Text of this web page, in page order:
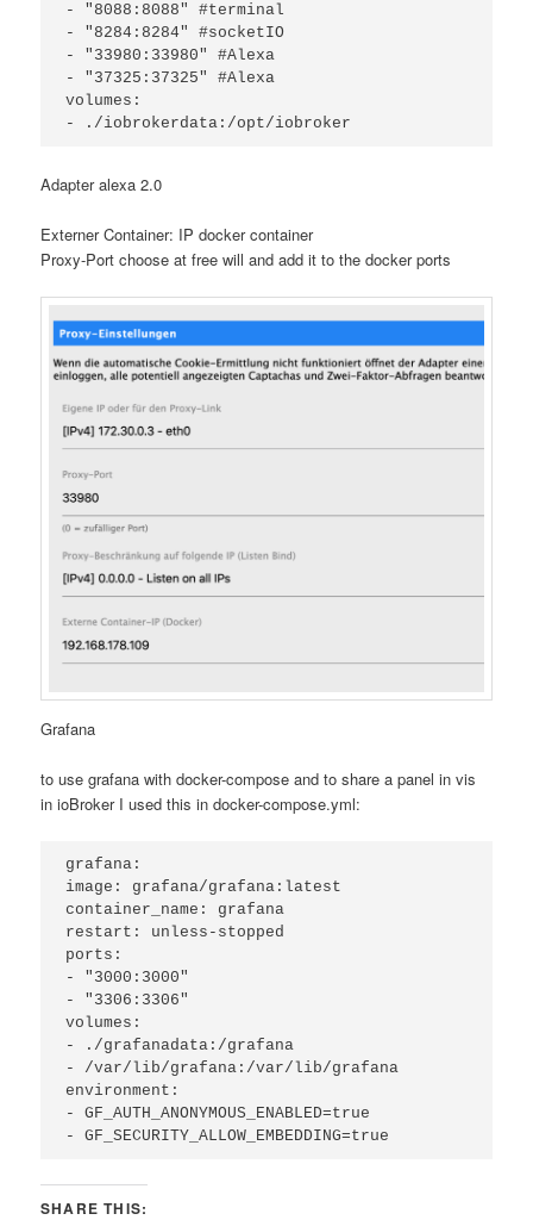
- "8088:8088" #terminal
- "8284:8284" #socketIO
- "33980:33980" #Alexa
- "37325:37325" #Alexa
volumes:
- ./iobrokerdata:/opt/iobroker
Adapter alexa 2.0
Externer Container: IP docker container
Proxy-Port choose at free will and add it to the docker ports
Grafana
to use grafana with docker-compose and to share a panel in vis
in ioBroker I used this in docker-compose.yml:
grafana:
image: grafana/grafana:latest
container_name: grafana
restart: unless-stopped
ports:
- "3000:3000"
- "3306:3306"
volumes:
- ./grafanadata:/grafana
- /var/lib/grafana:/var/lib/grafana
environment:
- GF_AUTH_ANONYMOUS_ENABLED=true
- GF_SECURITY_ALLOW_EMBEDDING=true
SHARE THIS: